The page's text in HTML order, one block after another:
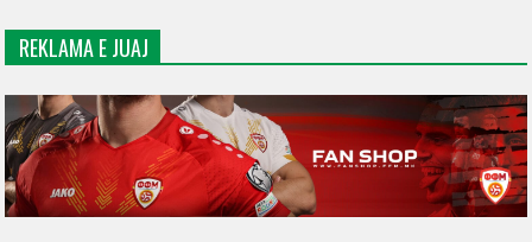
REKLAMA E JUAJ